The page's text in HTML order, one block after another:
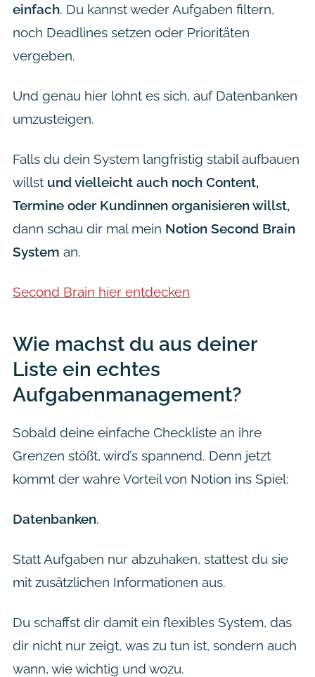
einfach. Du kannst weder Aufgaben filtern,
noch Deadlines setzen oder Prioritäten
vergeben.
Und genau hier lohnt es sich, auf Datenbanken
umzusteigen.
Falls du dein System langfristig stabil aufbauen
willst und vielleicht auch noch Content,
Termine oder Kundinnen organisieren willst,
dann schau dir mal mein Notion Second Brain
System an.
Second Brain hier entdecken
Wie machst du aus deiner
Liste ein echtes
Aufgabenmanagement?
Sobald deine einfache Checkliste an ihre
Grenzen stößt, wird’s spannend. Denn jetzt
kommt der wahre Vorteil von Notion ins Spiel:
Datenbanken.
Statt Aufgaben nur abzuhaken, stattest du sie
mit zusätzlichen Informationen aus.
Du schaffst dir damit ein flexibles System, das
dir nicht nur zeigt, waszu tun ist, sondern auch
wann, wie wichtig und wozu.